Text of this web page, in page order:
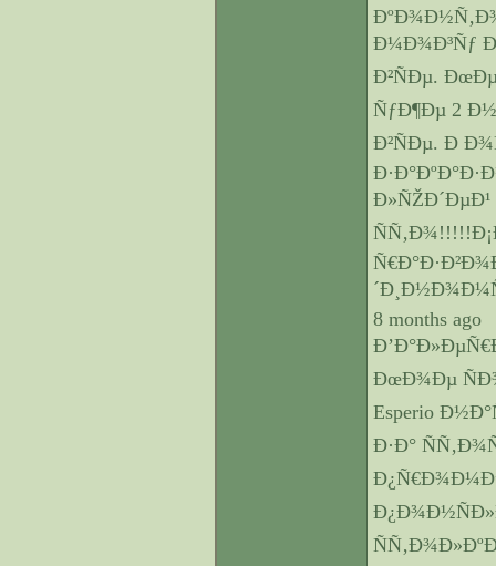
Ð¼Ð¾Ð³Ñƒ
Ð²ÑÐµ.
ÑƒÐ¶Ðµ 2
Ð²ÑÐµ. Ð
8 months ago
ÐœÐ¾Ðµ
Esperio
Ð·Ð°